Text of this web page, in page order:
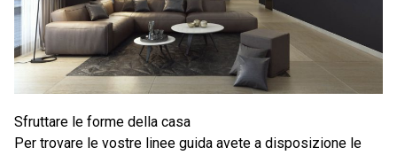
Sfruttare le forme della casa
Per trovare le vostre linee guida avete a disposizione le